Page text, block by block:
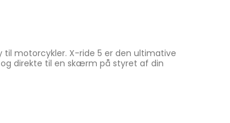
til motorcykler. X-ride 5 er den ultimative
direkte til en skærm på styret af din